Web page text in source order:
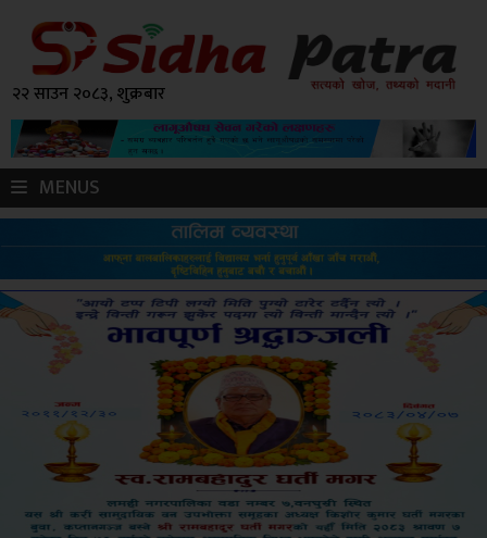
२२ साउन २०८३, शुक्रबार
MENUS